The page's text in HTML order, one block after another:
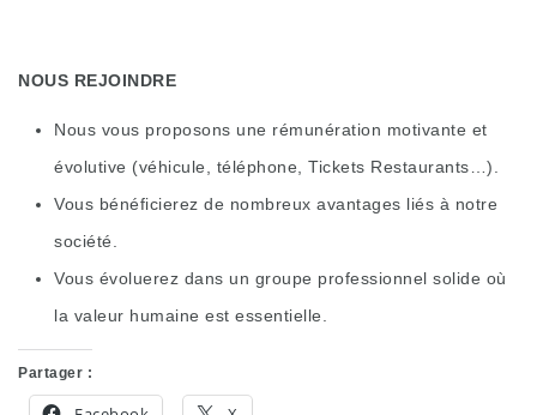
NOUS REJOINDRE
Nous vous proposons une rémunération motivante et
évolutive (véhicule, téléphone, Tickets Restaurants…).
Vous bénéficierez de nombreux avantages liés à notre
société.
Vous évoluerez dans un groupe professionnel solide où
la valeur humaine est essentielle.
Partager :